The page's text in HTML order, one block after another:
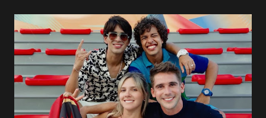
confessa a Gabriel que ele demonstrou ser o tipo de
pessoa que ela tanto desejou durante toda a vida. Camila
entra no quarto de Gabriel e imagina como seria o
encontro deles, quando conseguir seduzi-lo. Manuel avisa a
Paula sobre a suposta infidelidade de Gabriel com Joana.
Rogerio consegue se livrar de todas as suspeitas pelo